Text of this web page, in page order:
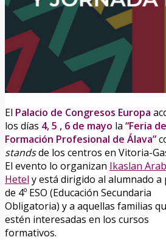
El Palacio de Congresos Europa
los días 4, 5 , 6 de mayo la “Feria de
Formación Profesional de Álava”
standsde los centros en Vitoria-
El evento lo organizan Ikaslan
Hetel y está dirigido al alumnado
de 4º ESO (Educación Secundaria
Obligatoria) y a aquellas familias
estén interesadas en los cursos
formativos.